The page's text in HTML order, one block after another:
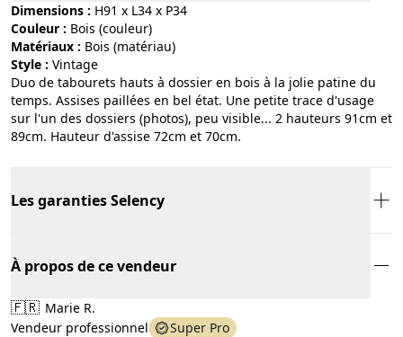
Dimensions : H91 x L34 x P34
Couleur :
bois (couleur)
Matériaux :
bois (matériau)
Style :
vintage
Duo de tabourets hauts à dossier en bois à la jolie patine du
temps. Assises paillées en bel état. Une petite trace d'usage
sur l'un des dossiers (photos), peu visible... 2 hauteurs 91cm et
89cm. Hauteur d'assise 72cm et 70cm.
Les garanties Selency
À propos de ce vendeur
🇫🇷 Marie R.
Vendeur professionnel
Super Pro